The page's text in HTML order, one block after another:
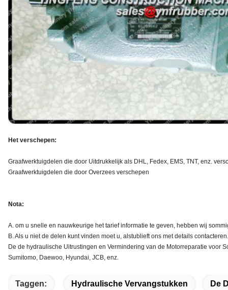
Het verschepen:
Graafwerktuigdelen die door Uitdrukkelijk als DHL, Fedex, EMS, TNT, enz.
Graafwerktuigdelen die door Overzees verschepen
Nota:
A. om u snelle en nauwkeurige het tarief informatie te geven, hebben wij
B. Als u niet de delen kunt vinden moet u, alstublieft ons met details contacteren.
De de hydraulische Uitrustingen en Vermindering van de Motorreparatie voor
Sumitomo, Daewoo, Hyundai, JCB, enz.
Taggen: Hydraulische Vervangstukken De